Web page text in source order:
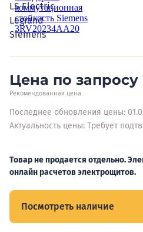
LS Electric
Legrand
Siemens
Цена по запросу
Рекомендованная цена
Последнее обновления цены:
Актуальность цены: Требует
Товар не продается отдельно.
онлайн расчетов электрощитов.
Посмотреть наличие